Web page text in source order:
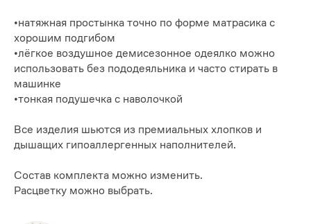
•натяжная простынка точно по форме матрасика с
хорошим подгибом
•лёгкое воздушное демисезонное одеялко можно
использовать без пододеяльника и часто стирать в
машинке
•тонкая подушечка с наволочкой
Все изделия шьются из премиальных хлопков и
дышащих гипоаллергенных наполнителей.
Состав комплекта можно изменить.
Расцветку можно выбрать.